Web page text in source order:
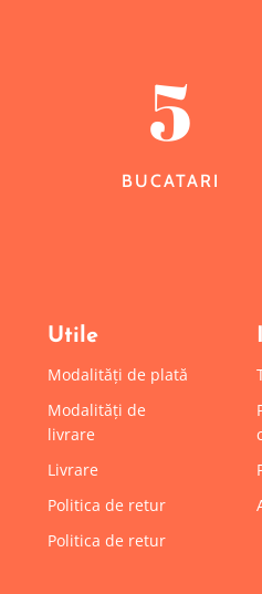
5
BUCATARI
Utile
Modalități de plată
Modalități de
livrare
Livrare
Politica de retur
Politica de retur